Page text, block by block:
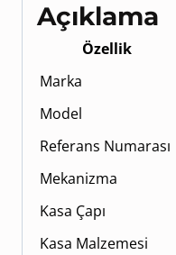
Açıklama
Özellik
Marka
Model
Referans Numarası
Mekanizma
Kasa Çapı
Kasa Malzemesi